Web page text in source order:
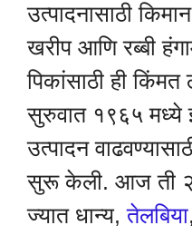
उत्पादनासाठी
खरीप आणि रब्बी
पिकांसाठी ही
सुरुवात १९६५ मध्ये
उत्पादन
सुरू केली. आज ती
ज्यात धान्य,तेलबिया